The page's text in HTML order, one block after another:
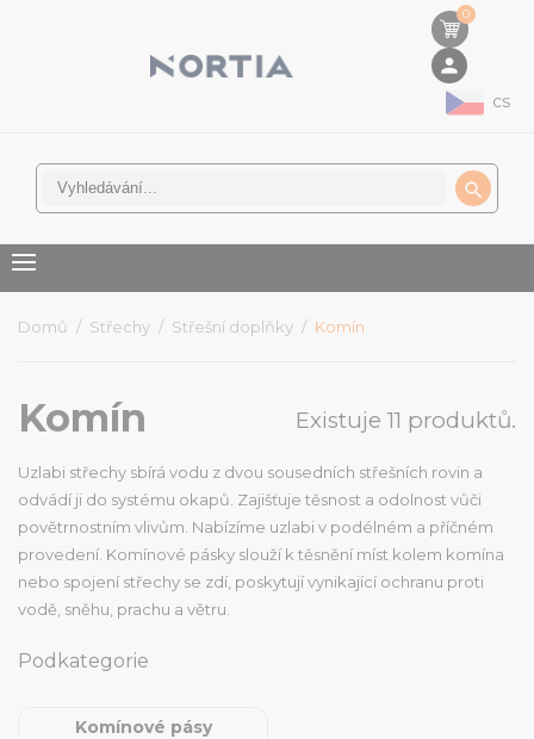
0
person
cs

Domů Střechy Střešní doplňky Komín
Komín Existuje 11 produktů.
Uzlabi střechy sbírá vodu z dvou sousedních střešních rovin a
odvádí ji do systému okapů. Zajišťuje těsnost a odolnost vůči
povětrnostním vlivům. Nabízíme uzlabi v podélném a příčném
provedení. Komínové pásky slouží k těsnění míst kolem komína
nebo spojení střechy se zdí, poskytují vynikající ochranu proti
vodě, sněhu, prachu a větru.
Podkategorie
Komínové pásy